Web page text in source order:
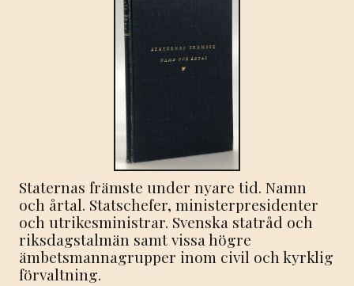
Staternas främste under nyare tid. Namn
och årtal. Statschefer, ministerpresidenter
och utrikesministrar. Svenska statråd och
riksdagstalmän samt vissa högre
ämbetsmannagrupper inom civil och kyrklig
förvaltning.